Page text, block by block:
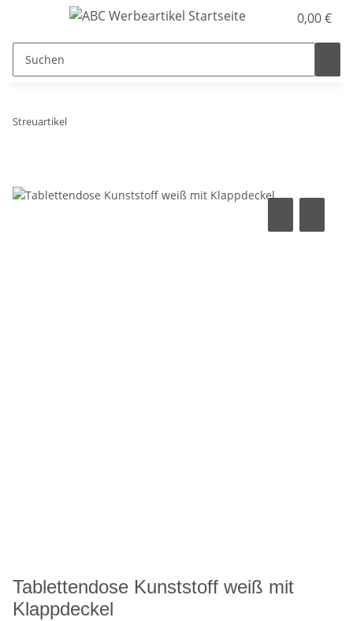
0,00 €
Streuartikel
Tablettendose Kunststoff weiß mit
Klappdeckel